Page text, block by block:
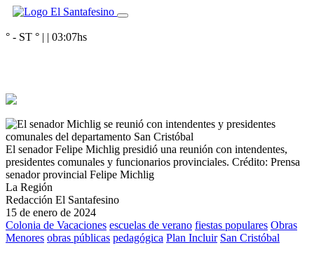
° - ST ° | | 03:07hs
El senador Felipe Michlig presidió una reunión con intendentes,
presidentes comunales y funcionarios provinciales. Crédito: Prensa
senador provincial Felipe Michlig
La Región
Redacción El Santafesino
15 de enero de 2024
Colonia de Vacaciones escuelas de verano fiestas populares Obras
Menores obras públicas pedagógica Plan Incluir San Cristóbal